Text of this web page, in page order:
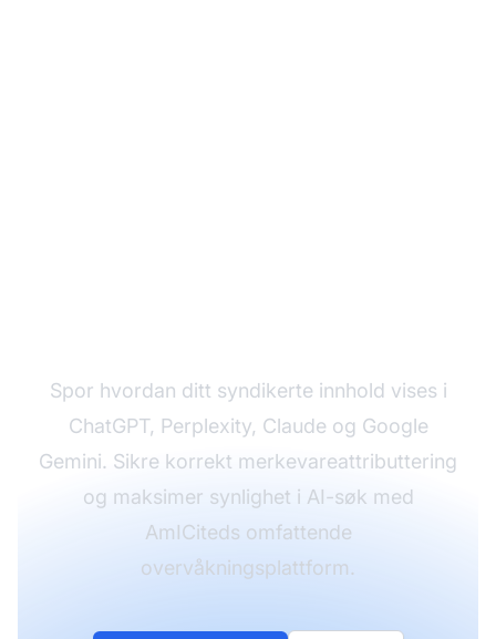
Spor hvordan ditt syndikerte innhold vises i
ChatGPT, Perplexity, Claude og Google
Gemini. Sikre korrekt merkevareattributtering
og maksimer synlighet i AI-søk med
AmICiteds omfattende
overvåkningsplattform.